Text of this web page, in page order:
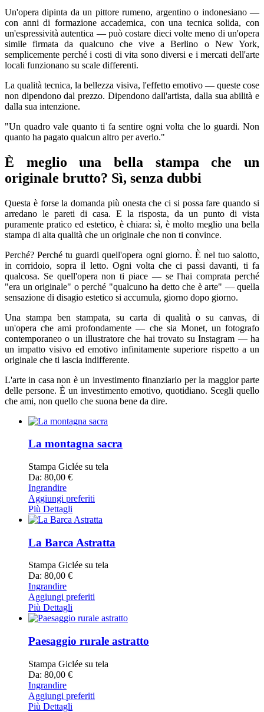
Un'opera dipinta da un pittore rumeno, argentino o indonesiano —
con anni di formazione accademica, con una tecnica solida, con
un'espressività autentica — può costare dieci volte meno di un'opera
simile firmata da qualcuno che vive a Berlino o New York,
semplicemente perché i costi di vita sono diversi e i mercati dell'arte
locali funzionano su scale differenti.
La qualità tecnica, la bellezza visiva, l'effetto emotivo — queste cose
non dipendono dal prezzo. Dipendono dall'artista, dalla sua abilità e
dalla sua intenzione.
"Un quadro vale quanto ti fa sentire ogni volta che lo guardi. Non
quanto ha pagato qualcun altro per averlo."
È meglio una bella stampa che un
originale brutto? Sì, senza dubbi
Questa è forse la domanda più onesta che ci si possa fare quando si
arredano le pareti di casa. E la risposta, da un punto di vista
puramente pratico ed estetico, è chiara: sì, è molto meglio una bella
stampa di alta qualità che un originale che non ti convince.
Perché? Perché tu guardi quell'opera ogni giorno. È nel tuo salotto,
in corridoio, sopra il letto. Ogni volta che ci passi davanti, ti fa
qualcosa. Se quell'opera non ti piace — se l'hai comprata perché
"era un originale" o perché "qualcuno ha detto che è arte" — quella
sensazione di disagio estetico si accumula, giorno dopo giorno.
Una stampa ben stampata, su carta di qualità o su canvas, di
un'opera che ami profondamente — che sia Monet, un fotografo
contemporaneo o un illustratore che hai trovato su Instagram — ha
un impatto visivo ed emotivo infinitamente superiore rispetto a un
originale che ti lascia indifferente.
L'arte in casa non è un investimento finanziario per la maggior parte
delle persone. È un investimento emotivo, quotidiano. Scegli quello
che ami, non quello che suona bene da dire.
La montagna sacra
Stampa Giclée su tela
Da: 80,00 €
Ingrandire
Aggiungi preferiti
Più Dettagli
La Barca Astratta
Stampa Giclée su tela
Da: 80,00 €
Ingrandire
Aggiungi preferiti
Più Dettagli
Paesaggio rurale astratto
Stampa Giclée su tela
Da: 80,00 €
Ingrandire
Aggiungi preferiti
Più Dettagli